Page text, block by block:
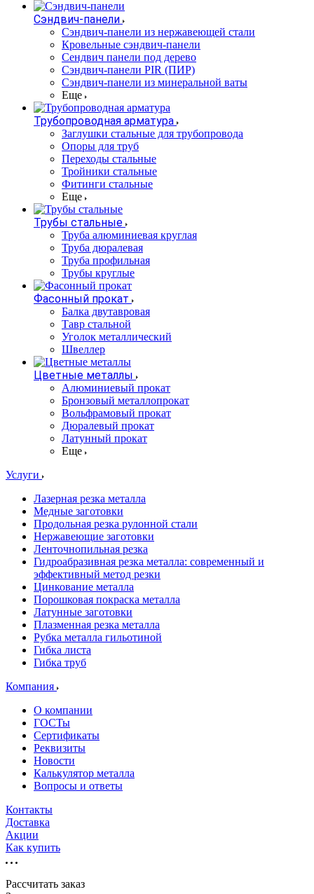
Сэндвич-панели
Cэндвич-панели из нержавеющей стали
Кровельные сэндвич-панели
Сендвич панели под дерево
Сэндвич-панели PIR (ПИР)
Сэндвич-панели из минеральной ваты
Еще
Трубопроводная арматура
Заглушки стальные для трубопровода
Опоры для труб
Переходы стальные
Тройники стальные
Фитинги стальные
Еще
Трубы стальные
Труба алюминиевая круглая
Труба дюралевая
Труба профильная
Трубы круглые
Фасонный прокат
Балка двутавровая
Тавр стальной
Уголок металлический
Швеллер
Цветные металлы
Алюминиевый прокат
Бронзовый металлопрокат
Вольфрамовый прокат
Дюралевый прокат
Латунный прокат
Еще
Услуги
Лазерная резка металла
Медные заготовки
Продольная резка рулонной стали
Нержавеющие заготовки
Ленточнопильная резка
Гидроабразивная резка металла: современный и
эффективный метод резки
Цинкование металла
Порошковая покраска металла
Латунные заготовки
Плазменная резка металла
Рубка металла гильотиной
Гибка листа
Гибка труб
Компания
О компании
ГОСТы
Сертификаты
Реквизиты
Новости
Калькулятор металла
Вопросы и ответы
Контакты
Доставка
Акции
Как купить
Рассчитать заказ